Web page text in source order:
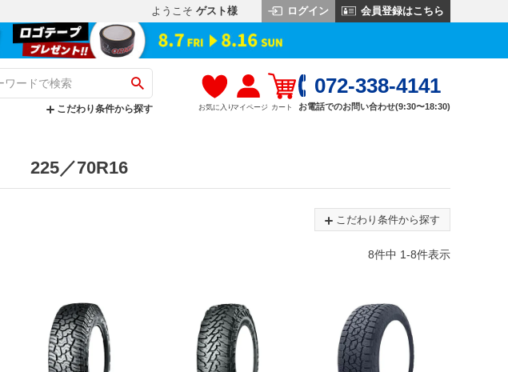
ようこそ ゲスト様 ログイン 会員登録はこちら
こだわり条件から探す お気に入りマイページ カート
072-338-4141
お電話でのお問い合わせ(9:30〜18:30)
225／70R16
こだわり条件から探す
8件中 1-8件表示